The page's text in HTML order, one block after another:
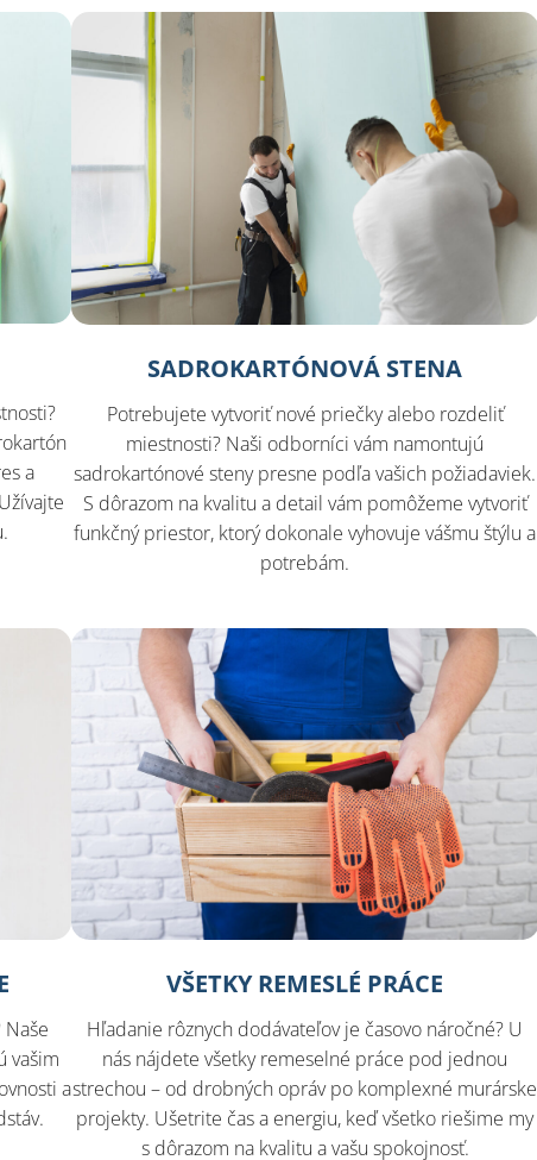
a
SADROKARTÓNOVÁ STENA
Potrebujete vytvoriť nové priečky alebo rozdeliť
miestnosti? Naši odborníci vám namontujú
sadrokartónové steny presne podľa vašich požiadaviek.
S dôrazom na kvalitu a detail vám pomôžeme vytvoriť
funkčný priestor, ktorý dokonale vyhovuje vášmu štýlu a
potrebám.
vašim
a
VŠETKY REMESLÉ PRÁCE
Hľadanie rôznych dodávateľov je časovo náročné? U
nás nájdete všetky remeselné práce pod jednou
strechou – od drobných opráv po komplexné murárske
projekty. Ušetrite čas a energiu, keď všetko riešime my
s dôrazom na kvalitu a vašu spokojnosť.